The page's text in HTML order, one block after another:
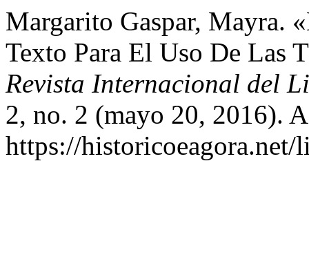
Margarito Gaspar, Mayra.
Texto Para El Uso De Las
Revista Internacional del
2, no. 2 (mayo 20, 2016).
https://